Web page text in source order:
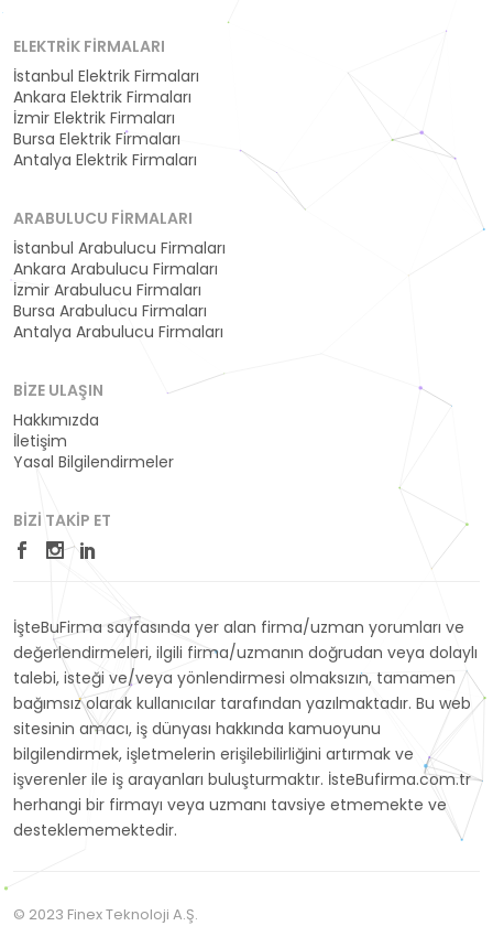
ELEKTRIK FIRMALARI
İstanbul Elektrik Firmaları
Ankara Elektrik Firmaları
İzmir Elektrik Firmaları
Bursa Elektrik Firmaları
Antalya Elektrik Firmaları
ARABULUCU FIRMALARI
İstanbul Arabulucu Firmaları
Ankara Arabulucu Firmaları
İzmir Arabulucu Firmaları
Bursa Arabulucu Firmaları
Antalya Arabulucu Firmaları
BIZE ULAŞIN
Hakkımızda
İletişim
Yasal Bilgilendirmeler
BIZI TAKIP ET
İşteBuFirma sayfasında yer alan firma/uzman yorumları ve
değerlendirmeleri, ilgili firma/uzmanın doğrudan veya dolaylı
talebi, isteği ve/veya yönlendirmesi olmaksızın, tamamen
bağımsız olarak kullanıcılar tarafından yazılmaktadır. Bu web
sitesinin amacı, iş dünyası hakkında kamuoyunu
bilgilendirmek, işletmelerin erişilebilirliğini artırmak ve
işverenler ile iş arayanları buluşturmaktır. İsteBufirma.com.tr
herhangi bir firmayı veya uzmanı tavsiye etmemekte ve
desteklememektedir.
© 2023 Finex Teknoloji A.Ş.